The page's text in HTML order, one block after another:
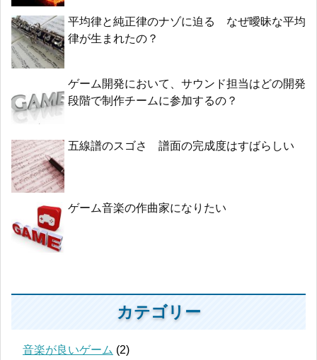
平均律と純正律のナゾに迫る なぜ曖昧な平均
律が生まれたの？
ゲーム開発において、サウンド担当はどの開発
段階で制作チームに参加するの？
五線譜のスゴさ 譜面の完成度はすばらしい
ゲーム音楽の作曲家になりたい
カテゴリー
音楽が良いゲーム (2)